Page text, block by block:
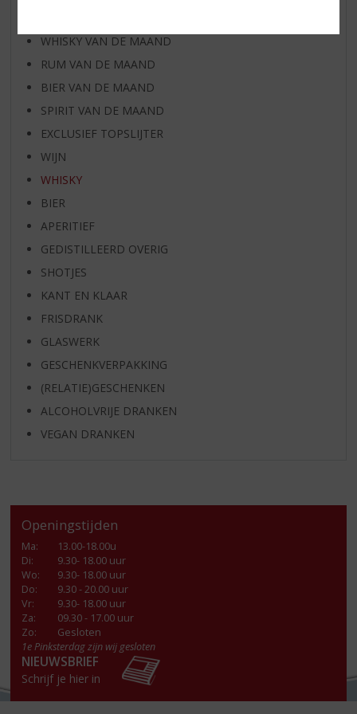
WHISKY VAN DE MAAND
RUM VAN DE MAAND
BIER VAN DE MAAND
SPIRIT VAN DE MAAND
EXCLUSIEF TOPSLIJTER
WIJN
WHISKY
BIER
APERITIEF
GEDISTILLEERD OVERIG
SHOTJES
KANT EN KLAAR
FRISDRANK
GLASWERK
GESCHENKVERPAKKING
(RELATIE)GESCHENKEN
ALCOHOLVRIJE DRANKEN
VEGAN DRANKEN
Openingstijden
Ma:
13.00-18.00u
Di:
9.30- 18.00 uur
Wo:
9.30- 18.00 uur
Do:
9.30 - 20.00 uur
Vr:
9.30- 18.00 uur
Za:
09.30 - 17.00 uur
Zo:
Gesloten
1e Pinksterdag zijn wij gesloten
NIEUWSBRIEF
Schrijf je hier in